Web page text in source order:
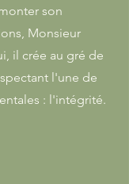
son
Monsieur
il crée au gré de
l'une de
: l'intégrité.